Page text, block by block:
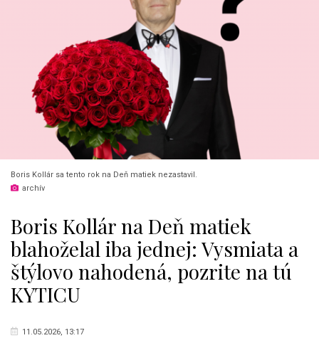
Boris Kollár sa tento rok na Deň matiek nezastavil.
archív
Boris Kollár na Deň matiek
blahoželal iba jednej: Vysmiata a
štýlovo nahodená, pozrite na tú
KYTICU
11.05.2026, 13:17